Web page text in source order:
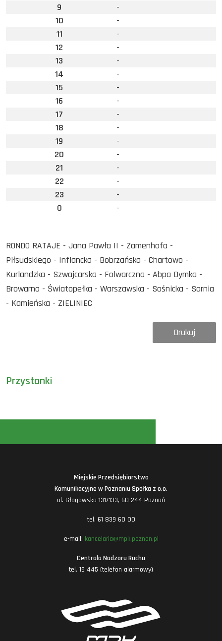
Przystanki
9
-
10
-
11
-
12
-
13
-
14
-
15
-
16
-
17
-
18
-
19
-
20
-
21
-
22
-
23
-
0
-
RONDO RATAJE - Jana Pawła II - Zamenhofa -
Piłsudskiego - Inflancka - Bobrzańska - Chartowo -
Kurlandzka - Szwajcarska - Folwarczna - Abpa Dymka -
Browarna - Światopełka - Warszawska - Sośnicka - Sarnia
- Kamieńska - ZIELINIEC
Drukuj
Miejskie Przedsiębiorstwo
Komunikacyjne w Poznaniu Spółka z o.o.
ul. Głogowska 131/133, 60-244 Poznań
tel. 61 839 60 00
e-mail: kancelaria@mpk.poznan.pl
Centrala Nadzoru Ruchu
tel. 19 445 (telefon alarmowy)